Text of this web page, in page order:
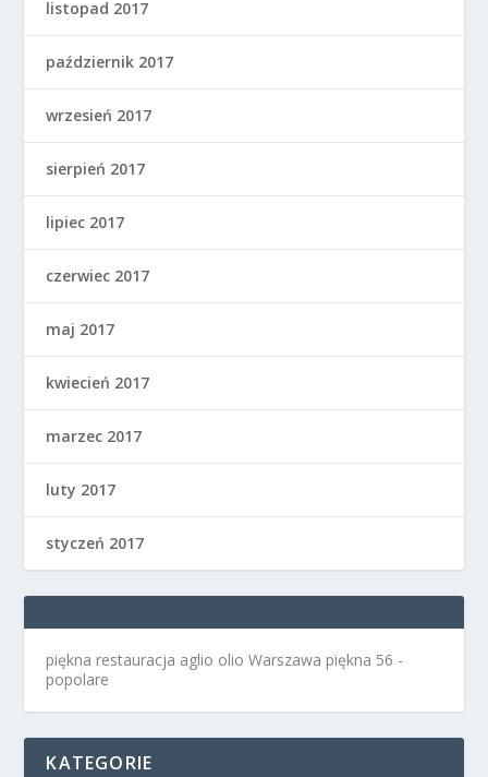
listopad 2017
październik 2017
wrzesień 2017
sierpień 2017
lipiec 2017
czerwiec 2017
maj 2017
kwiecień 2017
marzec 2017
luty 2017
styczeń 2017
piękna restauracja aglio olio Warszawa piękna 56 -
popolare
KATEGORIE